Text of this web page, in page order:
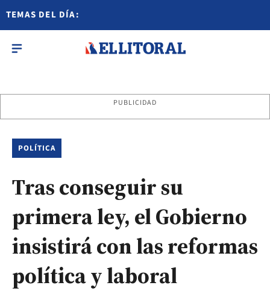
TEMAS DEL DÍA:
PUBLICIDAD
POLÍTICA
Tras conseguir su
primera ley, el Gobierno
insistirá con las reformas
política y laboral